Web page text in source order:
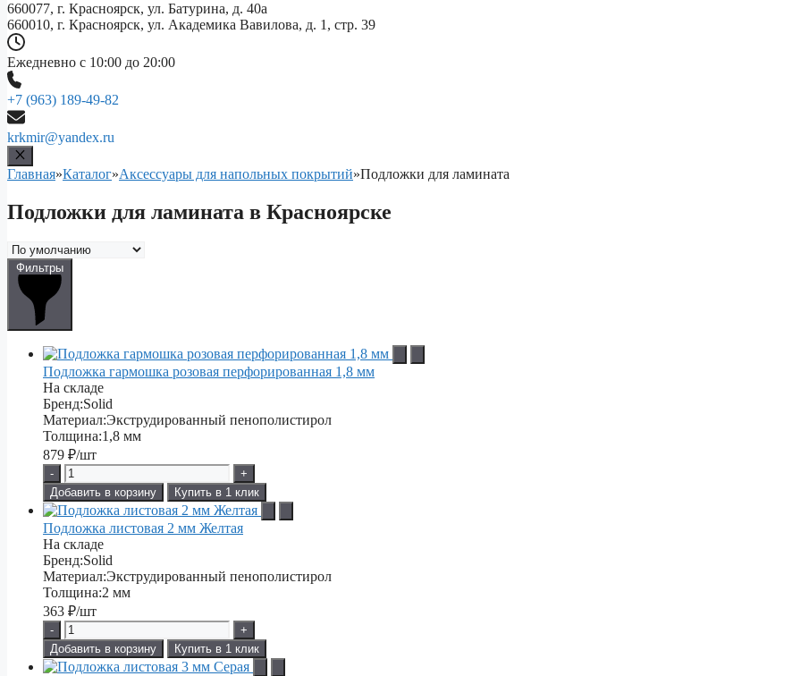
660077, г. Красноярск, ул. Батурина, д. 40а
660010, г. Красноярск, ул. Академика Вавилова, д. 1, стр. 39
Ежедневно с 10:00 до 20:00
+7 (963) 189-49-82
krkmir@yandex.ru
Главная»Каталог»Аксессуары для напольных покрытий»Подложки для ламината
Подложки для ламината в Красноярске
Фильтры
Подложка гармошка розовая перфорированная 1,8 мм
На складе
Бренд:Solid
Материал:Экструдированный пенополистирол
Толщина:1,8 мм
879 ₽/шт
-
+
Добавить в корзину
Купить в 1 клик
Подложка листовая 2 мм Желтая
На складе
Бренд:Solid
Материал:Экструдированный пенополистирол
Толщина:2 мм
363 ₽/шт
-
+
Добавить в корзину
Купить в 1 клик